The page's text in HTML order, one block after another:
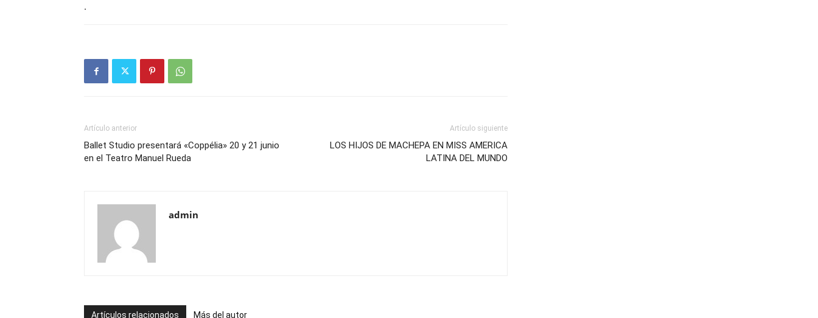
.
Artículo anterior
Ballet Studio presentará «Coppélia» 20 y 21 junio
en el Teatro Manuel Rueda
Artículo siguiente
LOS HIJOS DE MACHEPA EN MISS AMERICA
LATINA DEL MUNDO
admin
Artículos relacionados Más del autor